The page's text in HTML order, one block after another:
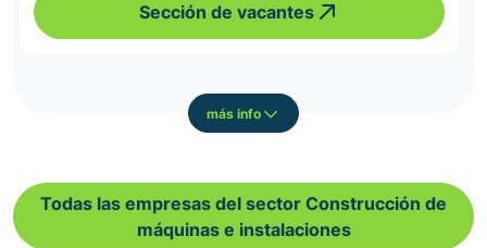
Sección de vacantes
más info
Todas las empresas del sector Construcción de
máquinas e instalaciones